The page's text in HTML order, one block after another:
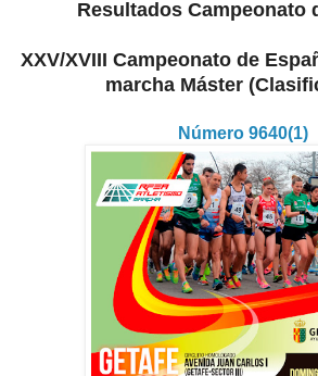
Resultados Campeonato
XXV/XVIII Campeonato de
marcha Máster
Número 9640(1)